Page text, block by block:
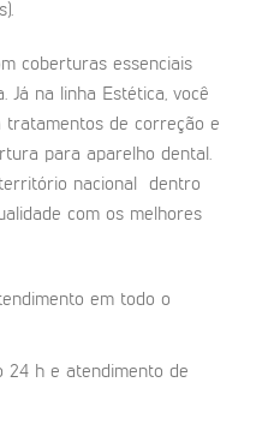
coberturas essenciais
Já na linha Estética, você
de correção e
para aparelho dental.
nacional dentro
com os melhores
em todo o
24 h e atendimento de